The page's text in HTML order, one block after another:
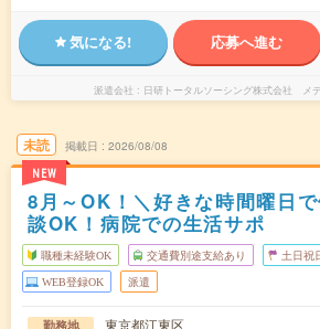
気になる! 応募へ進む
派遣会社 日研トータルソーシング株式会社 メ
未読
NEW
掲載日 2026/08/08
8月～OK！＼好きな時間曜日
談OK！病院での生活サポ
職種未経験OK 交通費別途支給あり 土日祝
WEB登録OK 派遣
勤務地
東京都江東区